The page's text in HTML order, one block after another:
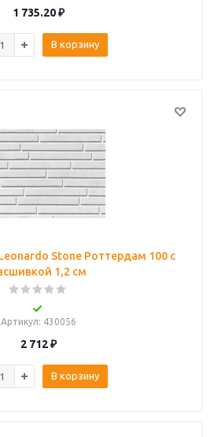
1 735.20₽
В корзину
Stone Роттердам 100 с
1,2 см
Артикул: 430056
2 712₽
В корзину